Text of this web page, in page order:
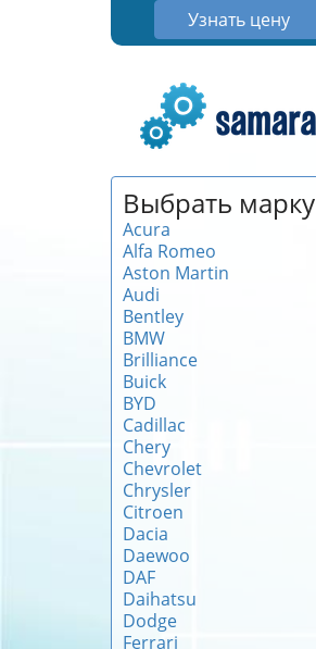
Узнать цену
Выбрать марку
Acura
Alfa Romeo
Aston Martin
Audi
Bentley
BMW
Brilliance
Buick
BYD
Cadillac
Chery
Chevrolet
Chrysler
Citroen
Dacia
Daewoo
DAF
Daihatsu
Dodge
Ferrari